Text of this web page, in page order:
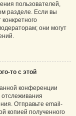
пользователей,
разделе. Если вы
они могут
то с этой
конференции
Отправьте email-
копией полученного